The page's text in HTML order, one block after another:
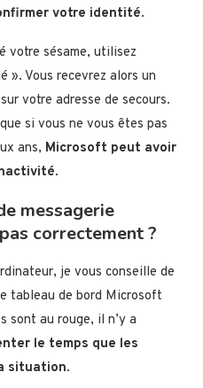
votre identité.
votre sésame, utilisez
». Vous recevrez alors un
votre adresse de secours.
si vous ne vous êtes pas
ans, Microsoft peut avoir
.
messagerie
correctement ?
je vous conseille de
tableau de bord Microsoft
sont au rouge, il n’y a
le temps que les
situation.